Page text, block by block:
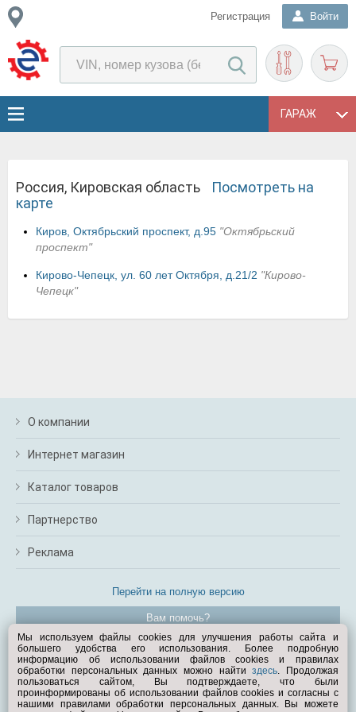
Регистрация Войти
ГАРАЖ
Россия, Кировская область
Посмотреть на
карте
Киров, Октябрьский проспект, д.95 "Октябрьский
проспект"
Кирово-Чепецк, ул. 60 лет Октября, д.21/2 "Кирово-
Чепецк"
О компании
Интернет магазин
Каталог товаров
Партнерство
Реклама
Перейти на полную версию
Вам помочь?
© Exist.ru 1998—2026
Мы используем файлы cookies для улучшения работы сайта и
большего удобства его использования. Более подробную
информацию об использовании файлов cookies и правилах
обработки персональных данных можно найтиздесь. Продолжая
пользоваться сайтом, Вы подтверждаете, что были
проинформированы об использовании файлов cookies и согласны с
нашими правилами обработки персональных данных. Вы можете